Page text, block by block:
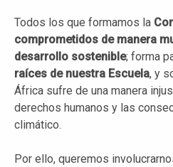
Todos los que formamos la
comprometidos de manera
desarrollo sostenible; forma
raíces de nuestra Escuela, y
África sufre de una manera
derechos humanos y las
climático.
Por ello, queremos